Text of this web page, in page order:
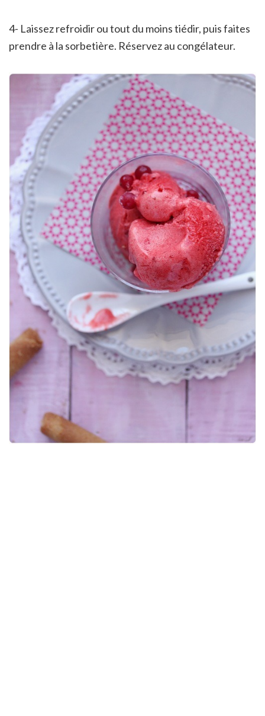
4- Laissez refroidir ou tout du moins tiédir, puis faites
prendre à la sorbetière. Réservez au congélateur.